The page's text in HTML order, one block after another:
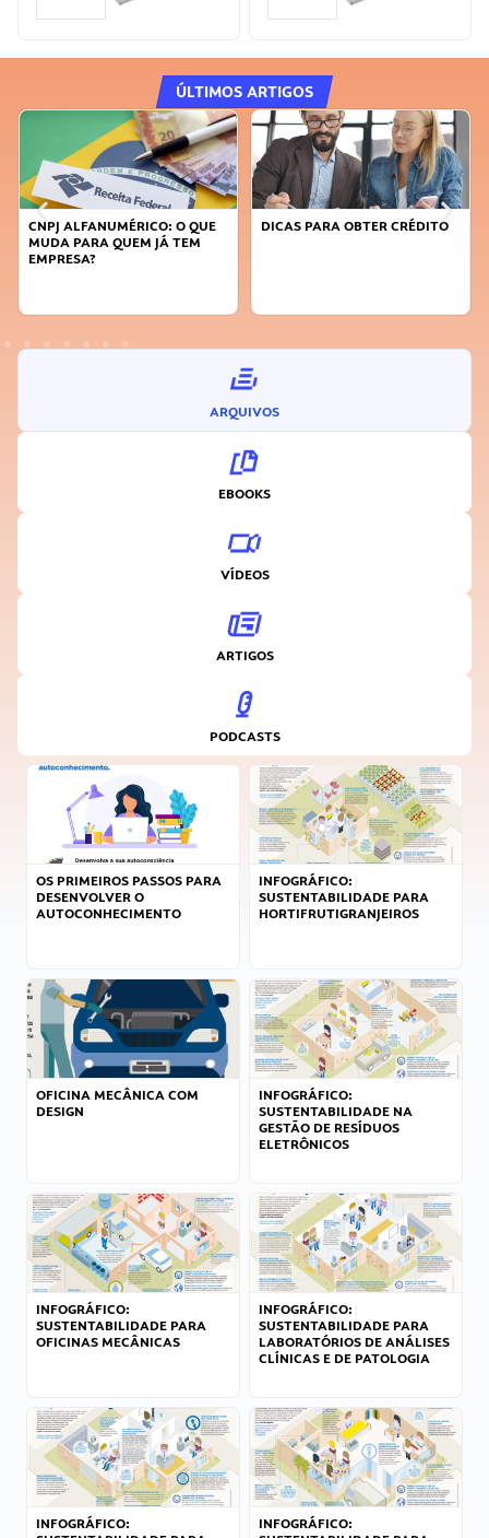
ÚLTIMOS ARTIGOS
DICAS PARA OBTER CRÉDITO
FAÇA A DIFERENÇA: SEJA
ARQUIVOS
EBOOKS
VÍDEOS
ARTIGOS
PODCASTS
OS PRIMEIROS PASSOS PARA
DESENVOLVER O
AUTOCONHECIMENTO
INFOGRÁFICO:
SUSTENTABILIDADE PARA
HORTIFRUTIGRANJEIROS
OFICINA MECÂNICA COM
DESIGN
INFOGRÁFICO:
SUSTENTABILIDADE NA
GESTÃO DE RESÍDUOS
ELETRÔNICOS
INFOGRÁFICO:
SUSTENTABILIDADE PARA
OFICINAS MECÂNICAS
INFOGRÁFICO:
SUSTENTABILIDADE PARA
LABORATÓRIOS DE ANÁLISES
CLÍNICAS E DE PATOLOGIA
INFOGRÁFICO:
INFOGRÁFICO: